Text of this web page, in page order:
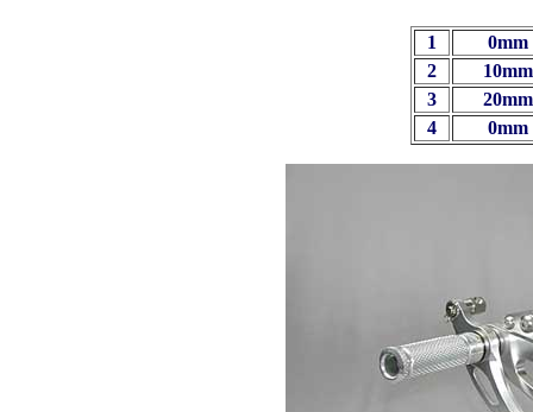
1
0mm
2
3
4
0mm